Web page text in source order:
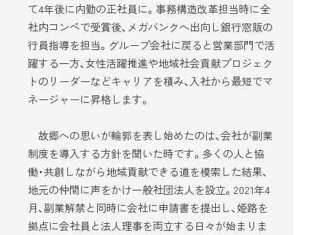
て4年後に内勤の正社員に。事務構造改革担当時に全
社内コンペで受賞後、メガバンクへ出向し銀行窓販の
行員指導を担当。グループ会社に戻ると営業部門で活
躍する一方、女性活躍推進や地域社会貢献プロジェク
トのリーダーなどキャリアを積み、入社から最短でマ
ネージャーに昇格します。
故郷への思いが輪郭を表し始めたのは、会社が副業
制度を導入する方針を聞いた時です。多くの人と協
働・共創しながら地域貢献できる道を模索した結果、
地元の仲間に声をかけ一般社団法人を設立。2021年4
月、副業解禁と同時に会社に申請書を提出し、姫路を
拠点に会社員と法人理事を両立する日々が始まりま